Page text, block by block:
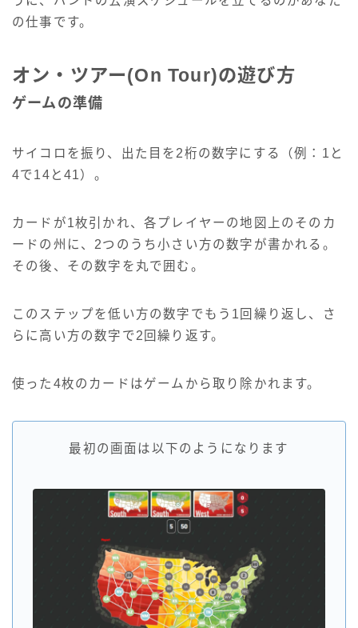
の仕事です。
オン・ツアー(On Tour)の遊び方
ゲームの準備
サイコロを振り、出た目を2桁の数字にする（例：1と
4で14と41）。
カードが1枚引かれ、各プレイヤーの地図上のそのカ
ードの州に、2つのうち小さい方の数字が書かれる。
その後、その数字を丸で囲む。
このステップを低い方の数字でもう1回繰り返し、さ
らに高い方の数字で2回繰り返す。
使った4枚のカードはゲームから取り除かれます。
最初の画面は以下のようになります